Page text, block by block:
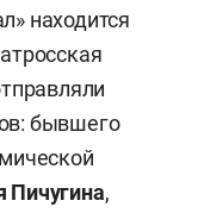
находится
бывшего
Пичугина,